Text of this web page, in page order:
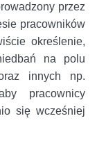
przez
pracowników
określenie,
na polu
innych np.
pracownicy
się wcześniej